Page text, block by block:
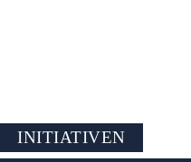
INITIATIVEN